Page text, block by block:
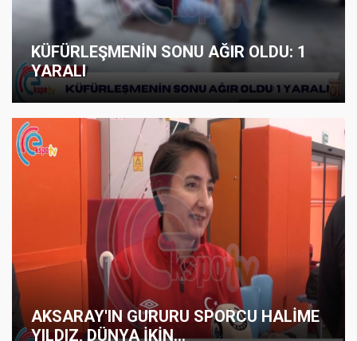
KÜFÜRLEŞMENİN SONU AĞIR OLDU: 1
YARALI
AKSARAY'IN GURURU SPORCU HALİME
YILDIZ, DÜNYA İKİN...